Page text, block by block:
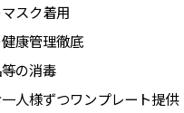
スク着用
康管理徹底
の消毒
人様ずつワンプレート提供